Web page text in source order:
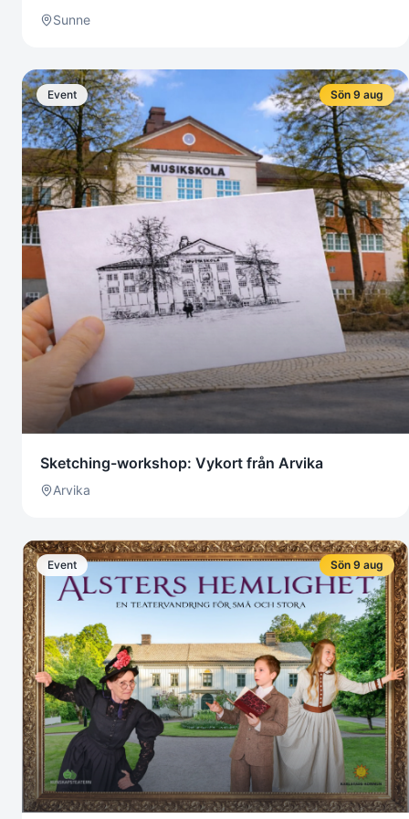
Sunne
Event Sön 9 aug
Sketching-workshop: Vykort från Arvika
Arvika
Event Sön 9 aug